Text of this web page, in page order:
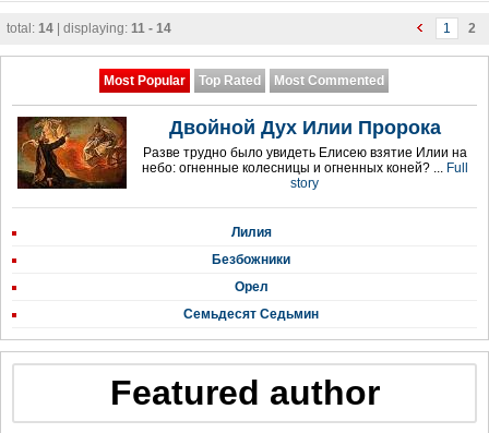
1 2
total: 14 | displaying: 11 - 14
Most Popular Top Rated Most Commented
Двойной Дух Илии Пророка
Разве трудно было увидеть Елисею взятие Илии на
небо: огненные колесницы и огненных коней? ... Full
story
Лилия
Безбожники
Орел
Семьдесят Седьмин
Featured author